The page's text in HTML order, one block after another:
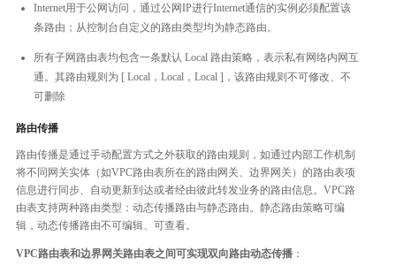
Internet用于公网访问，通过公网IP进行Internet通信的实例必须配置该
条路由；从控制台自定义的路由类型均为静态路由。
所有子网路由表均包含一条默认 Local 路由策略，表示私有网络内网互
通。其路由规则为 [ Local，Local，Local ]，该路由规则不可修改、不
可删除
路由传播
路由传播是通过手动配置方式之外获取的路由规则，如通过内部工作机制
将不同网关实体（如VPC路由表所在的路由网关、边界网关）的路由表项
信息进行同步、自动更新到达或者经由彼此转发业务的路由信息。VPC路
由表支持两种路由类型：动态传播路由与静态路由。静态路由策略可编
辑，动态传播路由不可编辑、可查看。
VPC路由表和边界网关路由表之间可实现双向路由动态传播 ：